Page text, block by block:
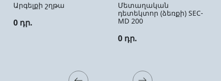
Արգելքի շղթա
0 դր.
Մետաղական
դետեկտոր (ձեռքի) SEC-
MD 200
0 դր.